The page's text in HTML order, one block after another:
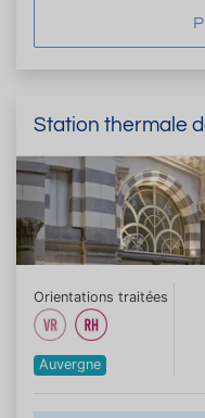
Station thermale
Orientations traitées
Auvergne